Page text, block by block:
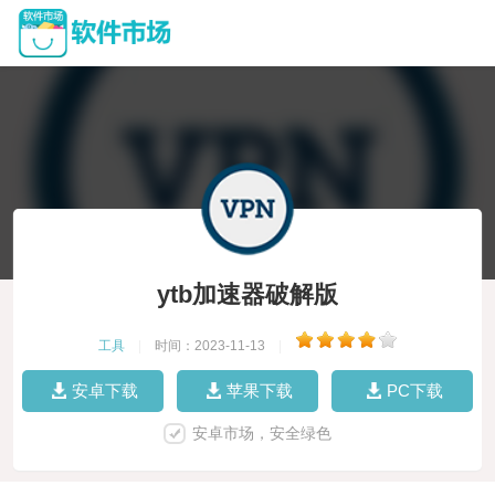
ytb加速器破解版
工具 时间：2023-11-13
安卓下载 苹果下载 PC下载
安卓市场，安全绿色